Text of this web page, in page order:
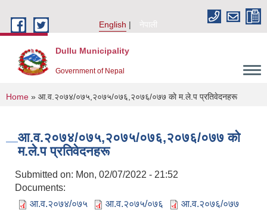
English
नेपाली
Dullu Municipality
Government of Nepal
You are here
Home » आ.व.२०७४/०७५,२०७५/०७६,२०७६/०७७ काे म.ले.प प्रतिवेदनहरू
आ.व.२०७४/०७५,२०७५/०७६,२०७६/०७७ काे
म.ले.प प्रतिवेदनहरू
Submitted on: Mon, 02/07/2022 - 21:52
Documents:
आ.व.२०७४/०७५
आ.व.२०७५/०७६ आ.व.२०७६/०७७